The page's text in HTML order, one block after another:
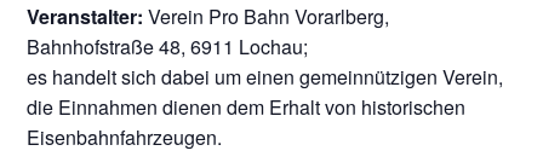
Veranstalter: Verein Pro Bahn Vorarlberg,
Bahnhofstraße 48, 6911 Lochau;
es handelt sich dabei um einen gemeinnützigen Verein,
die Einnahmen dienen dem Erhalt von historischen
Eisenbahnfahrzeugen.